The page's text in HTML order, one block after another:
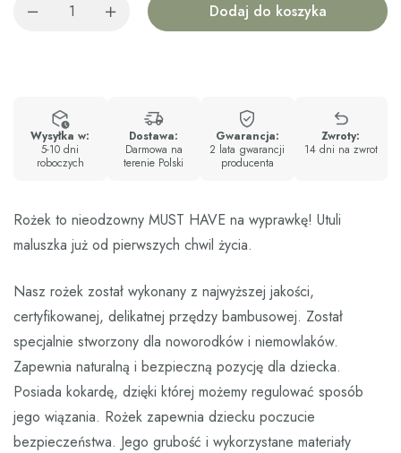
Dodaj do koszyka
Wysyłka w:
5-10 dni
roboczych
Dostawa:
Darmowa na
terenie Polski
Gwarancja:
2 lata gwarancji
producenta
Zwroty:
14 dni na zwrot
Rożek to nieodzowny MUST HAVE na wyprawkę! Utuli
maluszka już od pierwszych chwil życia.
Nasz rożek został wykonany z najwyższej jakości,
certyfikowanej, delikatnej przędzy bambusowej. Został
specjalnie stworzony dla noworodków i niemowlaków.
Zapewnia naturalną i bezpieczną pozycję dla dziecka.
Posiada kokardę, dzięki której możemy regulować sposób
jego wiązania. Rożek zapewnia dziecku poczucie
bezpieczeństwa. Jego grubość i wykorzystane materiały